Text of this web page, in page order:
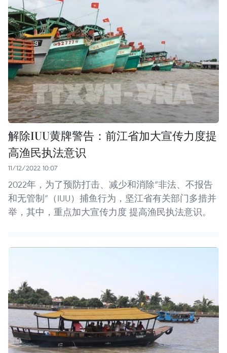
解除IUU黄牌警告：前江省加大宣传力度提
高渔民执法意识
11/12/2022 10:07
2022年，为了预防打击、减少和消除“非法、不报告
和无管制”（IUU）捕鱼行为，坚江省有关部门多措并
举，其中，重点加大宣传力度 提高渔民执法意识。